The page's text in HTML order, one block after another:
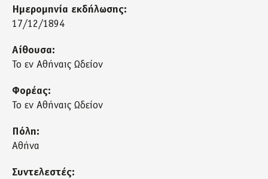
top
Ημερομηνία εκδήλωσης:
17/12/1894
Αίθουσα:
Το εν Αθήναις Ωδείον
Φορέας:
Το εν Αθήναις Ωδείον
Πόλη:
Αθήνα
Συντελεστές: